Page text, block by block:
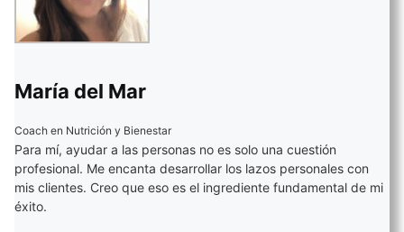
María del Mar
Coach en Nutrición y Bienestar
Para mí, ayudar a las personas no es solo una cuestión
profesional. Me encanta desarrollar los lazos personales con
mis clientes. Creo que eso es el ingrediente fundamental de mi
éxito.